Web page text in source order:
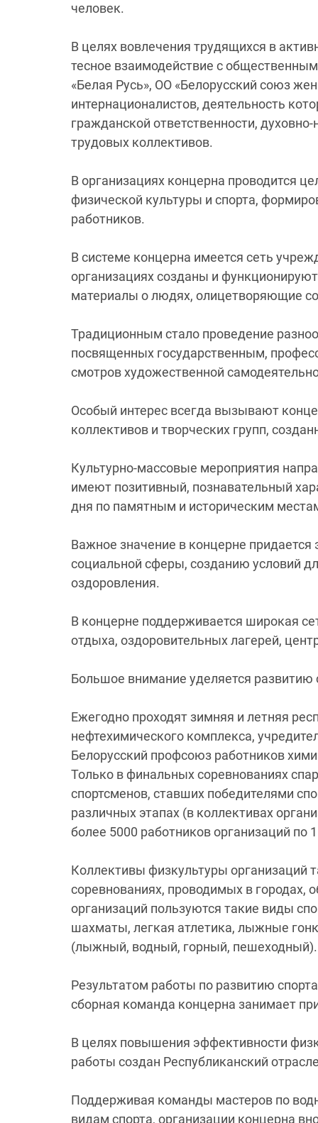
человек.
В целях вовлечения трудящихся в
тесное взаимодействие с
«Белая Русь», ОО «Белорусский союз
интернационалистов, деятельность
гражданской ответственности,
трудовых коллективов.
В организациях концерна проводится
физической культуры и спорта,
работников.
В системе концерна имеется сеть
организациях созданы и
материалы о людях, олицетворяющие
Традиционным стало проведение
посвященных государственным,
смотров художественной
Особый интерес всегда вызывают
коллективов и творческих групп,
Культурно-массовые мероприятия
имеют позитивный, познавательный
дня по памятным и историческим
Важное значение в концерне
социальной сферы, созданию условий
оздоровления.
В концерне поддерживается широкая
отдыха, оздоровительных лагерей,
Большое внимание уделяется развитию
Ежегодно проходят зимняя и летняя
нефтехимического комплекса,
Белорусский профсоюз работников
Только в финальных соревнованиях
спортсменов, ставших победителями
различных этапах (в коллективах
более 5000 работников организаций по
Коллективы физкультуры организаций
соревнованиях, проводимых в городах,
организаций пользуются такие виды
шахматы, легкая атлетика, лыжные
(лыжный, водный, горный, пешеходный).
Результатом работы по развитию
сборная команда концерна занимает
В целях повышения эффективности
работы создан Республиканский
Поддерживая команды мастеров по
видам спорта, организации концерна